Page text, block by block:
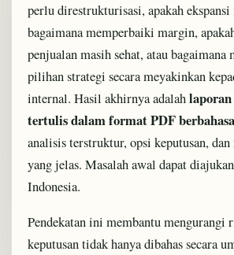
perlu direstrukturisasi, apakah
bagaimana memperbaiki margin,
penjualan masih sehat, atau bagaimana
pilihan strategi secara meyakinkan
internal. Hasil akhirnya adalah
tertulis dalam format PDF
analisis terstruktur, opsi keputusan, dan
yang jelas. Masalah awal dapat
Indonesia.
Pendekatan ini membantu mengurangi
keputusan tidak hanya dibahas secara